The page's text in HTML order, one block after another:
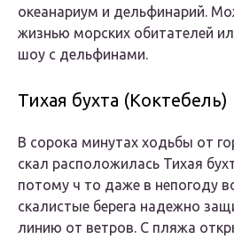
океанариум и дельфинарий.
жизнью морских обитателей
шоу с дельфинами.
Тихая бухта (Коктебель)
В сорока минутах ходьбы от
скал расположилась Тихая
потому ч то даже в непогоду
скалистые берега надежно
линию от ветров. С пляжа